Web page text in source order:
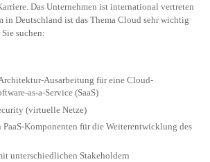
Das Unternehmen ist international vertreten
in Deutschland ist das Thema Cloud sehr wichtig
suchen:
Ausarbeitung für eine Cloud-
as-a-Service (SaaS)
(virtuelle Netze)
Komponenten für die Weiterentwicklung des
unterschiedlichen Stakeholdern